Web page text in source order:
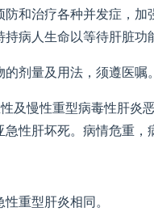
防和治疗各种并发症，加
持病人生命以等待肝脏功
的剂量及用法，须遵医嘱。
及慢性重型病毒性肝炎
急性肝坏死。病情危重，
性重型肝炎相同。